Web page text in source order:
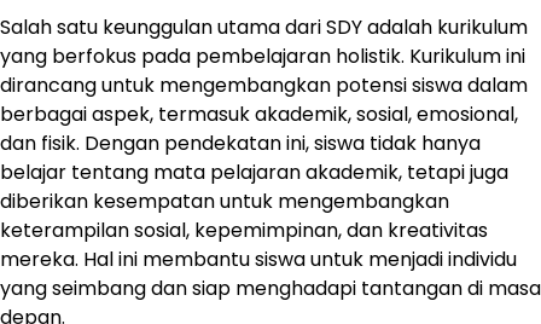
Salah satu keunggulan utama dari SDY adalah kurikulum
yang berfokus pada pembelajaran holistik. Kurikulum ini
dirancang untuk mengembangkan potensi siswa dalam
berbagai aspek, termasuk akademik, sosial, emosional,
dan fisik. Dengan pendekatan ini, siswa tidak hanya
belajar tentang mata pelajaran akademik, tetapi juga
diberikan kesempatan untuk mengembangkan
keterampilan sosial, kepemimpinan, dan kreativitas
mereka. Hal ini membantu siswa untuk menjadi individu
yang seimbang dan siap menghadapi tantangan di masa
depan.